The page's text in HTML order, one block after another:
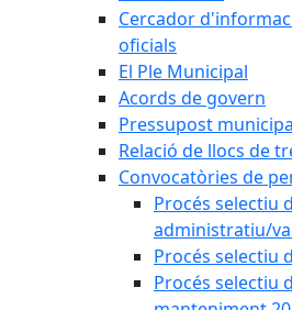
Cercador
oficials
El Ple Municipal
Acords de govern
Pressupost
Relació de llocs de
Convocatòries de
Procés selectiu
administratiu/
Procés selectiu
Procés selectiu